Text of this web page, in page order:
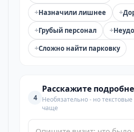
+Назначили лишнее +
+Грубый персонал +
+Сложно найти парковку
4
Расскажите
Необязательно - но
чаще